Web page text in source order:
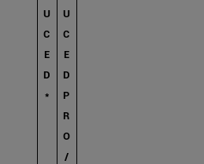
U
C
E
D
*
U
C
E
D
P
R
O
/